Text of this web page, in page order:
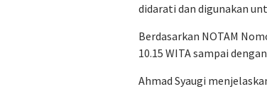
didarati dan digunakan
Berdasarkan NOTAM
10.15 WITA sampai
Ahmad Syaugi